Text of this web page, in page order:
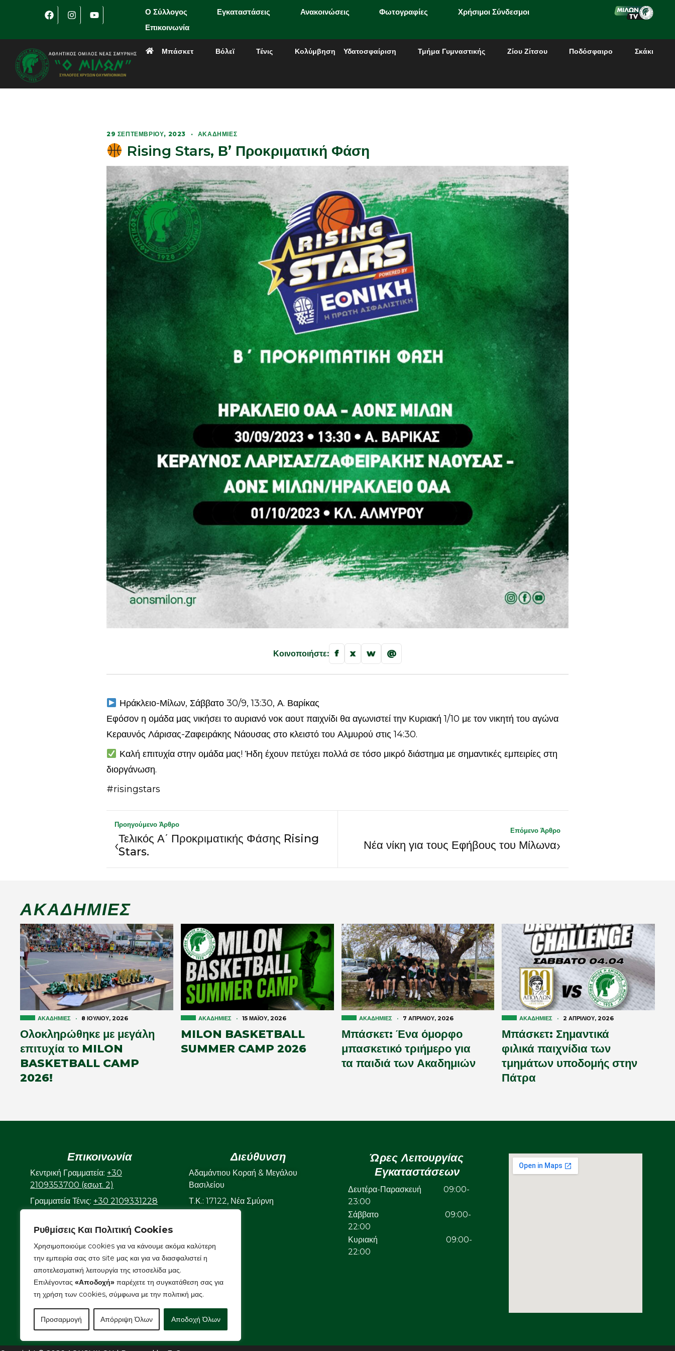
Ρυθμίσεις Και Πολιτική Cookies
Χρησιμοποιούμε cookies για να κάνουμε ακόμα καλύτερη
την εμπειρία σας στο site μας και για να διασφαλιστεί η
αποτελεσματική λειτουργία της ιστοσελίδα μας.
Επιλέγοντας «Αποδοχή» παρέχετε τη συγκατάθεση σας για
τη χρήση των cookies, σύμφωνα με την πολιτική μας.
Προσαρμογή Απόρριψη Όλων Αποδοχή Όλων
Ο Σύλλογος Εγκαταστάσεις Ανακοινώσεις Φωτογραφίες
Χρήσιμοι Σύνδεσμοι
Επικοινωνία
Μπάσκετ Βόλεϊ Τένις Κολύμβηση Υδατοσφαίριση Τμήμα Γυμναστικής Ζίου Ζίτσου Ποδόσφαιρο Σκάκι
29 ΣΕΠΤΕΜΒΡΊΟΥ, 2023 · ΑΚΑΔΗΜΊΕΣ
Rising Stars, Β’ Προκριματική Φάση
Κοινοποιήστε: f x w @
Ηράκλειο-Μίλων, Σάββατο 30/9, 13:30, Α. Βαρίκας
Εφόσον η ομάδα μας νικήσει το αυριανό νοκ αουτ παιχνίδι θα αγωνιστεί την Κυριακή 1/10 με τον νικητή του αγώνα
Κεραυνός Λάρισας-Ζαφειράκης Νάουσας στο κλειστό του Αλμυρού στις 14:30.
Καλή επιτυχία στην ομάδα μας! Ήδη έχουν πετύχει πολλά σε τόσο μικρό διάστημα με σημαντικές εμπειρίες στη
διοργάνωση.
#risingstars
Προηγούμενο Άρθρο
‹Τελικός Α΄ Προκριματικής Φάσης Rising
Stars.
Επόμενο Άρθρο
›
Νέα νίκη για τους Εφήβους του Μίλωνα
ΑΚΑΔΗΜΊΕΣ
ΑΚΑΔΗΜΊΕΣ · 8 ΙΟΥΛΊΟΥ, 2026
Ολοκληρώθηκε με μεγάλη
επιτυχία το MILON
BASKETBALL CAMP
2026!
ΑΚΑΔΗΜΊΕΣ · 15 ΜΑΪ́ΟΥ, 2026
MILON BASKETBALL
SUMMER CAMP 2026
ΑΚΑΔΗΜΊΕΣ · 7 ΑΠΡΙΛΊΟΥ, 2026
Μπάσκετ: Ένα όμορφο
μπασκετικό τριήμερο για
τα παιδιά των Ακαδημιών
ΑΚΑΔΗΜΊΕΣ · 2 ΑΠΡΙΛΊΟΥ, 2026
Μπάσκετ: Σημαντικά
φιλικά παιχνίδια των
τμημάτων υποδομής στην
Πάτρα
Επικοινωνία
Κεντρική Γραμματεία: +30
2109353700 (εσωτ. 2)
Γραμματεία Τένις: +30 2109331228
Γραμματεία Κολυμβητικού:+30
Ε-mail:info@aonsmilon.gr
Διεύθυνση
Αδαμάντιου Κοραή & Μεγάλου
Βασιλείου
Τ.Κ.: 17122, Νέα Σμύρνη
Ώρες Λειτουργίας
Εγκαταστάσεων
Δευτέρα-Παρασκευή 09:00-
23:00
Σάββατο 09:00-
22:00
Κυριακή 09:00-
22:00